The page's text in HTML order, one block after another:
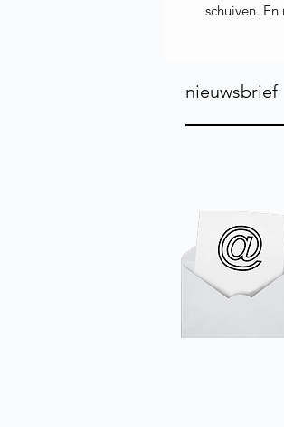
schuiven.
nieuwsbrief